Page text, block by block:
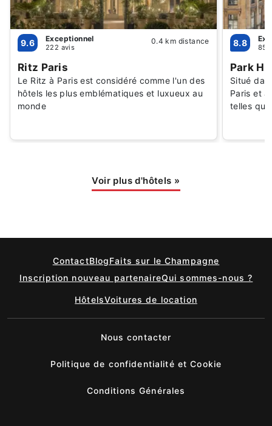
9.6 Exceptionnel
222 avis
0.4 km distance
Ritz Paris
Le Ritz à Paris est considéré comme l'un des
hôtels les plus emblématiques et luxueux au
monde
8.8 85
Park
Situé
Paris et
telles
Voir plus d'hôtels »
ContactBlogFaits sur le Champagne
Inscription nouveau partenaireQui sommes-nous ?
HôtelsVoitures de location
Nous contacter
Politique de confidentialité et Cookie
Conditions Générales